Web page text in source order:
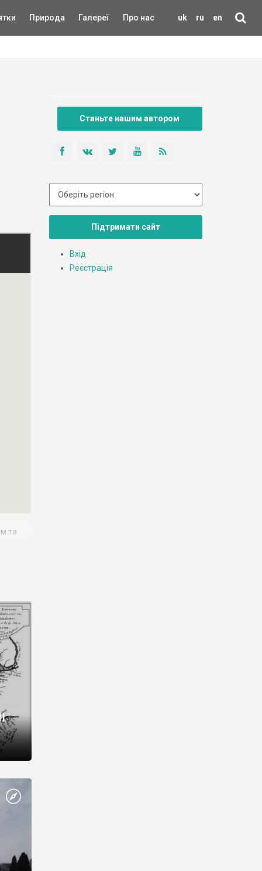
uk ru en
Природа Галереї Про нас
та
Станьте нашим автором
Підтримати сайт
Вхід
Реєстрація